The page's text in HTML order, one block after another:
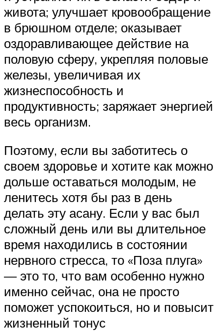
живота; улучшает кровообращение
в брюшном отделе; оказывает
оздоравливающее действие на
половую сферу, укрепляя половые
железы, увеличивая их
жизнеспособность и
продуктивность; заряжает энергией
весь организм.
Поэтому, если вы заботитесь о
своем здоровье и хотите как можно
дольше оставаться молодым, не
ленитесь хотя бы раз в день
делать эту асану. Если у вас был
сложный день или вы длительное
время находились в состоянии
нервного стресса, то «Поза плуга»
— это то, что вам особенно нужно
именно сейчас, она не просто
поможет успокоиться, но и повысит
жизненный тонус